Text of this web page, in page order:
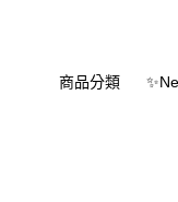
商品分類